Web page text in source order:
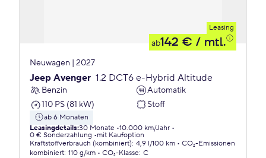
Leasing
ab142 € / mtl.
Neuwagen | 2027
Jeep Avenger 1.2 DCT6 e-Hybrid Altitude
Benzin
Automatik
110 PS (81 kW)
Stoff
ab 6 Monaten
Leasingdetails:30 Monate 10.000 km/Jahr
0 € Sonderzahlung
mit Kaufoption
Kraftstoffverbrauch (kombiniert): 4,9 l/100 km
CO₂-Emissionen
kombiniert: 110 g/km CO₂-Klasse: C